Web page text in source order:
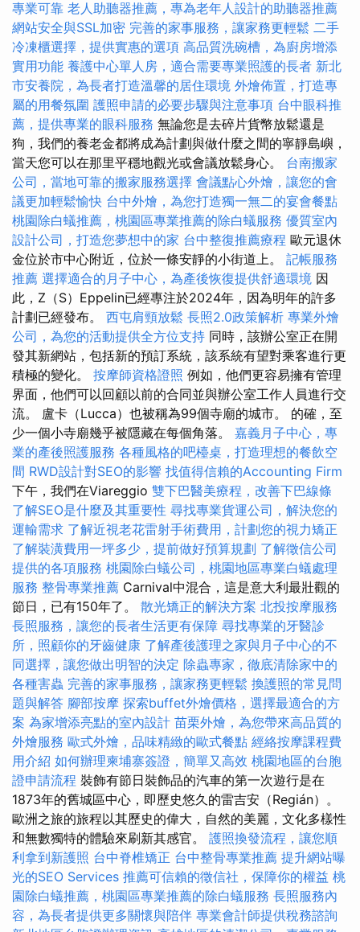
專業可靠 老人助聽器推薦，專為老年人設計的助聽器推薦
網站安全與SSL加密 完善的家事服務，讓家務更輕鬆 二手
冷凍櫃選擇，提供實惠的選項 高品質洗碗槽，為廚房增添
實用功能 養護中心單人房，適合需要專業照護的長者 新北
市安養院，為長者打造溫馨的居住環境 外燴佈置，打造專
屬的用餐氛圍 護照申請的必要步驟與注意事項 台中眼科推
薦，提供專業的眼科服務 無論您是去碎片貨幣放鬆還是
狗，我們的養老金都將成為計劃與做什麼之間的寧靜島嶼，
當天您可以在那里平穩地觀光或會議放鬆身心。 台南搬家
公司，當地可靠的搬家服務選擇 會議點心外燴，讓您的會
議更加輕鬆愉快 台中外燴，為您打造獨一無二的宴會餐點
桃園除白蟻推薦，桃園區專業推薦的除白蟻服務 優質室內
設計公司，打造您夢想中的家 台中整復推薦療程 歐元退休
金位於市中心附近，位於一條安靜的小街道上。 記帳服務
推薦 選擇適合的月子中心，為產後恢復提供舒適環境 因
此，Z（S）Eppelin已經專注於2024年，因為明年的許多
計劃已經發布。 西屯肩頸放鬆 長照2.0政策解析 專業外燴
公司，為您的活動提供全方位支持 同時，該辦公室正在開
發其新網站，包括新的預訂系統，該系統有望對乘客進行更
積極的變化。 按摩師資格證照 例如，他們更容易擁有管理
界面，他們可以回顧以前的合同並與辦公室工作人員進行交
流。 盧卡（Lucca）也被稱為99個寺廟的城市。 的確，至
少一個小寺廟幾乎被隱藏在每個角落。 嘉義月子中心，專
業的產後照護服務 各種風格的吧檯桌，打造理想的餐飲空
間 RWD設計對SEO的影響 找值得信賴的Accounting Firm
下午，我們在Viareggio 雙下巴醫美療程，改善下巴線條
了解SEO是什麼及其重要性 尋找專業貨運公司，解決您的
運輸需求 了解近視老花雷射手術費用，計劃您的視力矯正
了解裝潢費用一坪多少，提前做好預算規劃 了解徵信公司
提供的各項服務 桃園除白蟻公司，桃園地區專業白蟻處理
服務 整骨專業推薦 Carnival中混合，這是意大利最壯觀的
節日，已有150年了。 散光矯正的解決方案 北投按摩服務
長照服務，讓您的長者生活更有保障 尋找專業的牙醫診
所，照顧你的牙齒健康 了解產後護理之家與月子中心的不
同選擇，讓您做出明智的決定 除蟲專家，徹底清除家中的
各種害蟲 完善的家事服務，讓家務更輕鬆 換護照的常見問
題與解答 腳部按摩 探索buffet外燴價格，選擇最適合的方
案 為家增添亮點的室內設計 苗栗外燴，為您帶來高品質的
外燴服務 歐式外燴，品味精緻的歐式餐點 經絡按摩課程費
用介紹 如何辦理柬埔寨簽證，簡單又高效 桃園地區的台胞
證申請流程 裝飾有節日裝飾品的汽車的第一次遊行是在
1873年的舊城區中心，即歷史悠久的雷吉安（Regián）。
歐洲之旅的旅程以其歷史的偉大，自然的美麗，文化多樣性
和無數獨特的體驗來刷新其感官。 護照換發流程，讓您順
利拿到新護照 台中脊椎矯正 台中整骨專業推薦 提升網站曝
光的SEO Services 推薦可信賴的徵信社，保障你的權益 桃
園除白蟻推薦，桃園區專業推薦的除白蟻服務 長照服務內
容，為長者提供更多關懷與陪伴 專業會計師提供稅務諮詢